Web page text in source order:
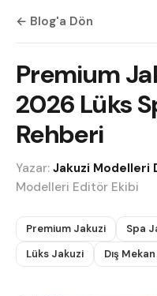
← Blog'a Dön
Premium
2026 Lüks
Rehberi
Yazar: Jakuzi Modelleri
Modelleri Editör Ekibi
Premium Jakuzi Spa
Lüks Jakuzi
Dış